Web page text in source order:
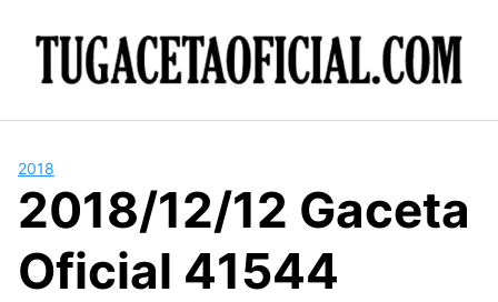
2018
2018/12/12 Gaceta
Oficial 41544